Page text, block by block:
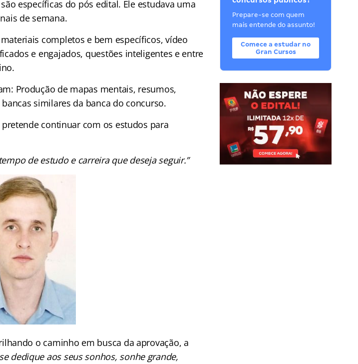
específicas do pós edital. Ele estudava uma
de semana.
completos e bem específicos, vídeo
e engajados, questões inteligentes e entre
Produção de mapas mentais, resumos,
similares da banca do concurso.
continuar com os estudos para
de estudo e carreira que deseja seguir.”
o caminho em busca da aprovação, a
dedique aos seus sonhos, sonhe grande,
Prepare-se com quem
mais entende do assunto!
Comece a estudar no
Gran Cursos